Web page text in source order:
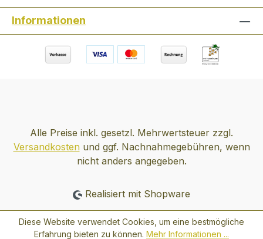
Informationen
Alle Preise inkl. gesetzl. Mehrwertsteuer zzgl.
Versandkostenund ggf. Nachnahmegebühren, wenn
nicht anders angegeben.
Realisiert mit Shopware
Diese Website verwendet Cookies, um eine bestmögliche
Erfahrung bieten zu können. Mehr Informationen ...